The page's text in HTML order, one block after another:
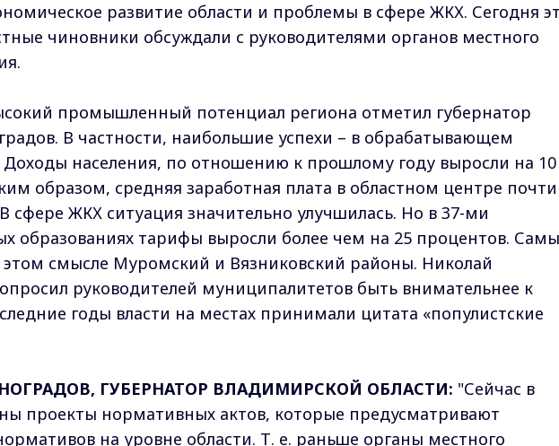
развитие области и проблемы в сфере ЖКХ. Сегодня
чиновники обсуждали с руководителями органов местного
промышленный потенциал региона отметил губернатор
В частности, наибольшие успехи – в обрабатывающем
Доходы населения, по отношению к прошлому году выросли на 10
образом, средняя заработная плата в областном центре
сфере ЖКХ ситуация значительно улучшилась. Но в 37-ми
образованиях тарифы выросли более чем на 25 процентов.
смысле Муромский и Вязниковский районы. Николай
руководителей муниципалитетов быть внимательнее к
годы власти на местах принимали цитата «популистские
ГУБЕРНАТОР ВЛАДИМИРСКОЙ ОБЛАСТИ: "Сейчас в
проекты нормативных актов, которые предусматривают
на уровне области. Т. е. раньше органы местного